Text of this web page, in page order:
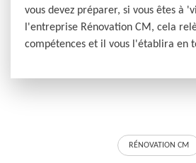
vous devez préparer, si vous êtes à
l'entreprise Rénovation CM, cela
compétences et il vous l'établira en
RÉNOVATION CM